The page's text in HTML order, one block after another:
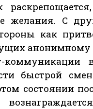
желания. С
как
анонимному
быстрой
состоянии